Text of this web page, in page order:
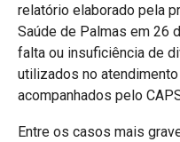
relatório elaborado pela
Saúde de Palmas em 26
falta ou insuficiência de
utilizados no
acompanhados pelo
Entre os casos mais